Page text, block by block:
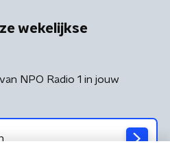
wekelijkse
NPO Radio 1 in jouw